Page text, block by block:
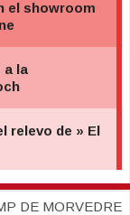
DE MORVEDRE